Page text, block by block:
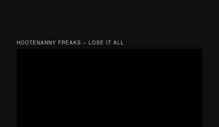
HOOTENANNY FREAKS – LOSE IT ALL